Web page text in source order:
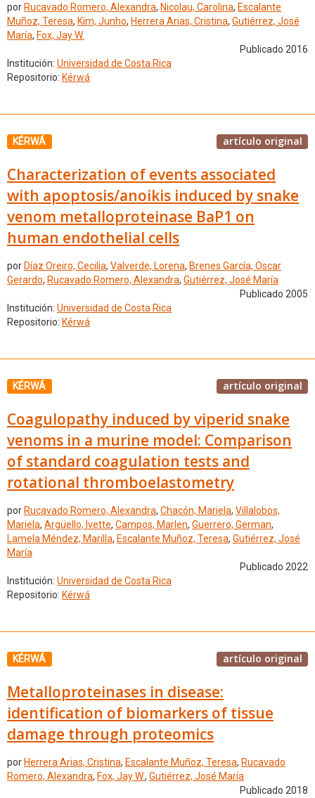
por Rucavado Romero, Alexandra, Nicolau, Carolina, Escalante
Muñoz, Teresa, Kim, Junho, Herrera Arias, Cristina, Gutiérrez, José
María, Fox, Jay W.
Publicado 2016
Institución: Universidad de Costa Rica
Repositorio: Kérwá
KÉRWÁ artículo original
Characterization of events associated
with apoptosis/anoikis induced by snake
venom metalloproteinase BaP1 on
human endothelial cells
por Díaz Oreiro, Cecilia, Valverde, Lorena, Brenes García, Oscar
Gerardo, Rucavado Romero, Alexandra, Gutiérrez, José María
Publicado 2005
Institución: Universidad de Costa Rica
Repositorio: Kérwá
KÉRWÁ artículo original
Coagulopathy induced by viperid snake
venoms in a murine model: Comparison
of standard coagulation tests and
rotational thromboelastometry
por Rucavado Romero, Alexandra, Chacón, Mariela, Villalobos,
Mariela, Argüello, Ivette, Campos, Marlen, Guerrero, German,
Lamela Méndez, Marilla, Escalante Muñoz, Teresa, Gutiérrez, José
María
Publicado 2022
Institución: Universidad de Costa Rica
Repositorio: Kérwá
KÉRWÁ artículo original
Metalloproteinases in disease:
identification of biomarkers of tissue
damage through proteomics
por Herrera Arias, Cristina, Escalante Muñoz, Teresa, Rucavado
Romero, Alexandra, Fox, Jay W., Gutiérrez, José María
Publicado 2018